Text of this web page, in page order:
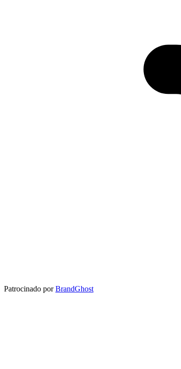
Patrocinado por BrandGhost